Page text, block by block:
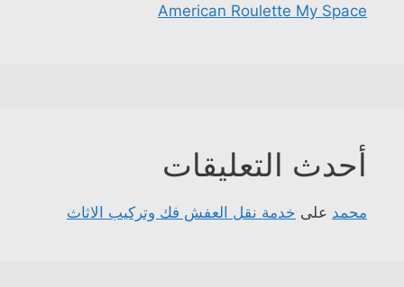
American Roulette My Space
أحدث التعليقات
محمد على خدمة نقل العفش فك وتركيب الاثاث